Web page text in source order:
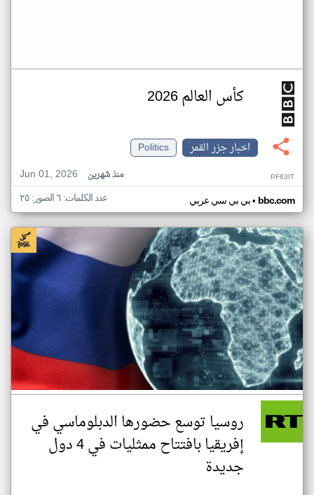
كأس العالم 2026
اخبار جزر القمر
Politics
Jun 01, 2026
منذ شهرين PF63IT
بي بي سي عربي• bbc.com عدد الكلمات: ٦ الصور: ٢٥
روسيا توسع حضورها الدبلوماسي في
إفريقيا بافتتاح ممثليات في 4 دول
جديدة